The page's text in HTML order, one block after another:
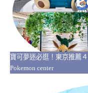
寶可夢迷必逛！東京推薦
Pokemon center